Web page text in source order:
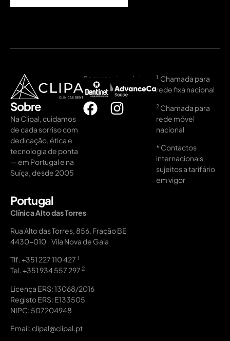
Sobre
Na Clipal, cuidamos
de cada sorriso com
dedicação, ética e
tecnologia de ponta
— em Portugal e na
Suíça, desde 2005
Seguros de saúde: 1 Chamada para
rede fixa nacional
2️ Chamada para
rede móvel
nacional
* Contactos
internacionais
sujeitos a tarifário
em vigor
Portugal
Clínica Alto das Torres
Rua Alto das Torres, 856, Fração BE
4430-010 Vila Nova de Gaia
Tlf.+351 227 110 427 1
Tel.+351 934 557 297 2
Licença ERS: 13068/2016
Registo ERS: E133505
NIPC: 507204948
Email: clipal@clipal.pt